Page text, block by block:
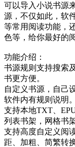
可以导入小说书源
源，不仅如此，软
等常用阅读功能，
色等，给你最好的
功能介绍：
书源规则支持搜索
书更方便。
自定义书源，自己
软件内有规则说明。
支持本地TXT、
列表书架，网格书
支持高度自定义阅
距、加粗、简繁转